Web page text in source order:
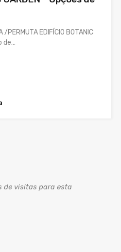
/PERMUTA EDIFÍCIO BOTANIC
de…
de visitas para esta